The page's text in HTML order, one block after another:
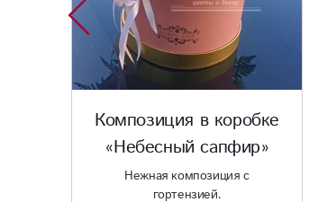
Композиция «Банкир»